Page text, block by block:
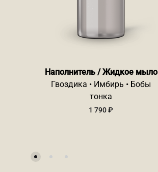
Наполнитель / Жидкое мыло
Гвоздика • Имбирь • Бобы
тонка
1 790₽